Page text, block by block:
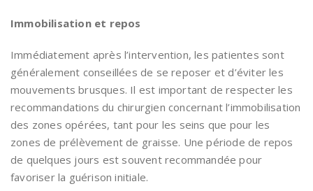
Immobilisation et repos
Immédiatement après l’intervention, les patientes sont
généralement conseillées de se reposer et d’éviter les
mouvements brusques. Il est important de respecter les
recommandations du chirurgien concernant l’immobilisation
des zones opérées, tant pour les seins que pour les
zones de prélèvement de graisse. Une période de repos
de quelques jours est souvent recommandée pour
favoriser la guérison initiale.